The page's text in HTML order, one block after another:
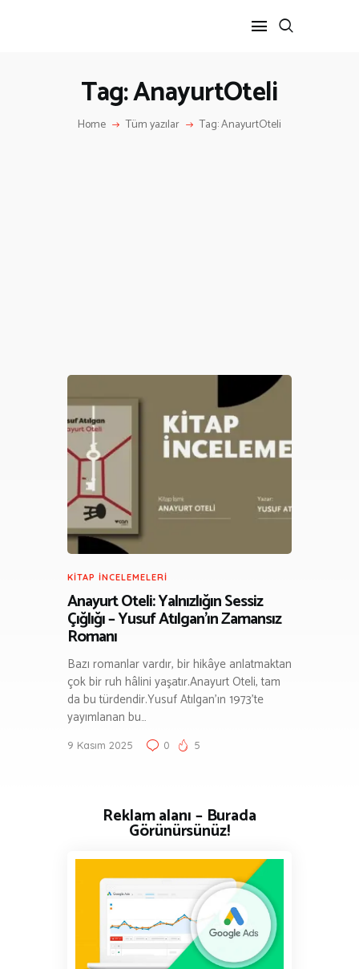
Tag: AnayurtOteli
Home Tüm yazılar Tag: AnayurtOteli
ANA SAYFA
HAKKIMIZDA
KITAP İNCELEMELERI
Anayurt Oteli: Yalnızlığın Sessiz
Çığlığı – Yusuf Atılgan’ın Zamansız
Romanı
Bazı romanlar vardır, bir hikâye anlatmaktan
çok bir ruh hâlini yaşatır.Anayurt Oteli, tam
da bu türdendir.Yusuf Atılgan’ın 1973’te
yayımlanan bu…
9 Kasım 2025 0 5
Reklam alanı – Burada
Görünürsünüz!